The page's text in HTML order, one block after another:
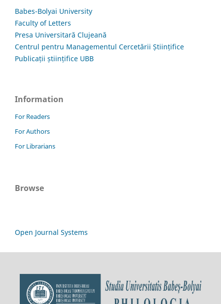
Babes-Bolyai University
Faculty of Letters
Presa Universitară Clujeană
Centrul pentru Managementul Cercetării Științifice
Publicații științifice UBB
Information
For Readers
For Authors
For Librarians
Browse
Open Journal Systems